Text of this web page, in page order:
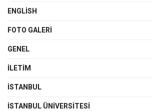
ENGLISH
FOTO GALERI
GENEL
İLETIM
İSTANBUL
İSTANBUL ÜNIVERSITESI